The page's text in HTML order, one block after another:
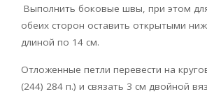
Выполнить боковые швы, при этом
обеих сторон оставить открытыми
длиной по 14 см.
Отложенные петли перевести на
(244) 284 п.) и связать 3 см двойной